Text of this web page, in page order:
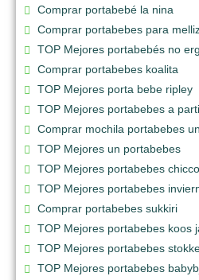
Comprar portabebé la nina
Comprar portabebes para
TOP Mejores portabebés no
Comprar portabebes koalita
TOP Mejores porta bebe ripley
TOP Mejores portabebes a
Comprar mochila portabebes
TOP Mejores un portabebes
TOP Mejores portabebes
TOP Mejores portabebes
Comprar portabebes sukkiri
TOP Mejores portabebes koos
TOP Mejores portabebes
TOP Mejores portabebes